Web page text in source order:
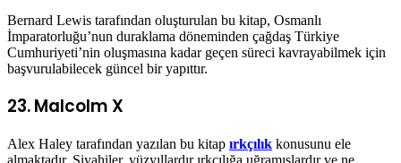
Bernard Lewis tarafından oluşturulan bu kitap, Osmanlı
İmparatorluğu’nun duraklama döneminden çağdaş Türkiye
Cumhuriyeti’nin oluşmasına kadar geçen süreci kavrayabilmek için
başvurulabilecek güncel bir yapıttır.
23. Malcolm X
Alex Haley tarafından yazılan bu kitap ırkçılık konusunu ele
almaktadır. Siyahiler, yüzyıllardır ırkçılığa uğramışlardır ve ne